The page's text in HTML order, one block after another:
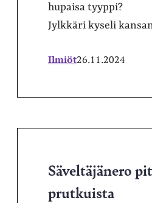
hupaisa tyyppi?
Jylkkäri kyseli
Ilmiöt26.11.2024
Säveltäjänero
prutkuista